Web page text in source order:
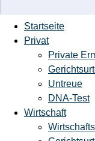
Startseite
Privat
Private
Untreue
DNA-Test
Wirtschaft